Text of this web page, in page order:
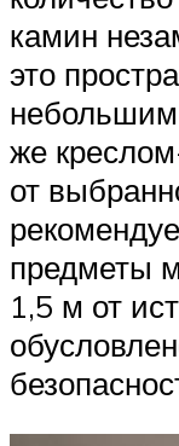
камин
это
же
от
предметы
1,5 м от